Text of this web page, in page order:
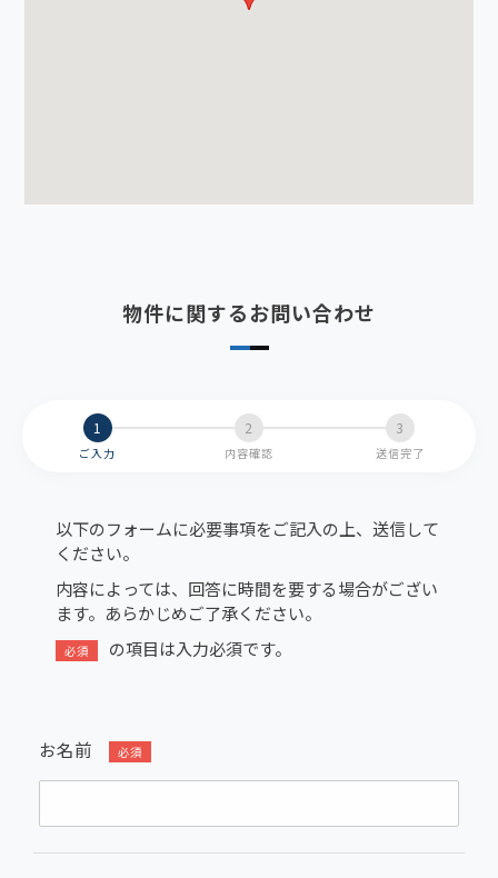
物件に関するお問い合わせ
ご入力 内容確認 送信完了
以下のフォームに必要事項をご記入の上、送信して
ください。
内容によっては、回答に時間を要する場合がござい
ます。あらかじめご了承ください。
必須 の項目は入力必須です。
お名前 必須